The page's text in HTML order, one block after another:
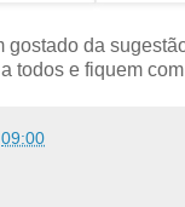
gostado da
todos e fiquem
09:00